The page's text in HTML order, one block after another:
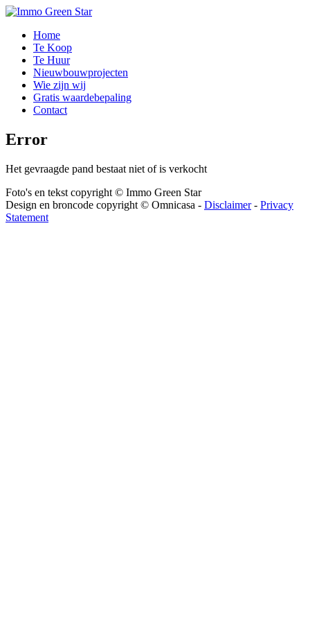
Home
Te Koop
Te Huur
Nieuwbouwprojecten
Wie zijn wij
Gratis waardebepaling
Contact
Error
Het gevraagde pand bestaat niet of is verkocht
Foto's en tekst copyright © Immo Green Star
Design en broncode copyright © Omnicasa - Disclaimer- Privacy
Statement